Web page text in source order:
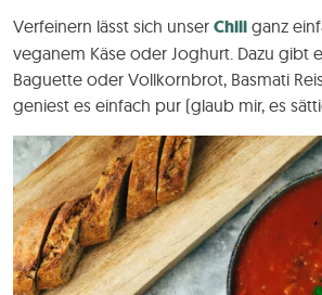
Verfeinern lässt sich unser Chili ganz
veganem Käse oder Joghurt. Dazu gibt
Baguette oder Vollkornbrot, Basmati
geniest es einfach pur (glaub mir, es